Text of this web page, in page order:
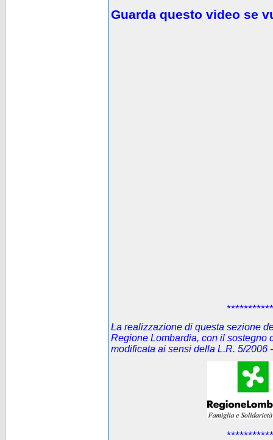
Guarda questo video se
La realizzazione di questa sezione
Regione Lombardia, con il sostegno
modificata ai sensi della L.R. 5/2006